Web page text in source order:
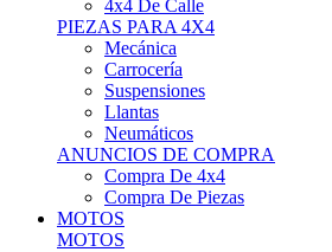
Mecánica
Carrocería
Suspensiones
Llantas
Neumáticos
ANUNCIOS DE COMPRA
Compra De 4x4
Compra De Piezas
MOTOS
MOTOS
Motos De Circuito